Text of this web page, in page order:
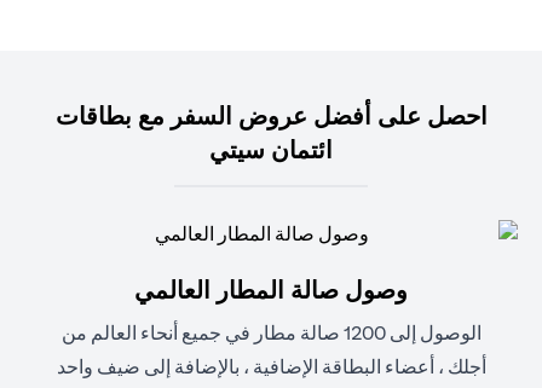
احصل على أفضل عروض السفر مع بطاقات
ائتمان سيتي
وصول صالة المطار العالمي
الوصول إلى 1200 صالة مطار في جميع أنحاء العالم من
أجلك ، أعضاء البطاقة الإضافية ، بالإضافة إلى ضيف واحد